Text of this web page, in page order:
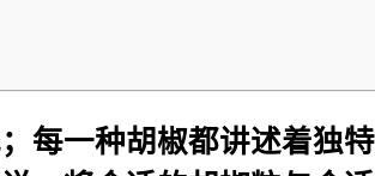
每一种胡椒都讲述着独